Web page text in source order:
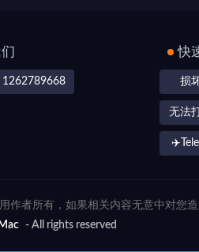
1262789668
快
损
无法
作者所有，如果相关内容无意中对您
- All rights reserved